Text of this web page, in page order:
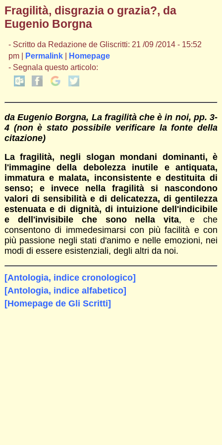
Fragilità, disgrazia o grazia?, da
Eugenio Borgna
- Scritto da Redazione de Gliscritti: 21 /09 /2014 - 15:52
pm |
Permalink|
Homepage
- Segnala questo articolo:
da Eugenio Borgna, La fragilità che è in noi, pp. 3-
4 (non è stato possibile verificare la fonte della
citazione)
La fragilità, negli slogan mondani dominanti, è
l'immagine della debolezza inutile e antiquata,
immatura e malata, inconsistente e destituita di
senso; e invece nella fragilità si nascondono
valori di sensibilità e di delicatezza, di gentilezza
estenuata e di dignità, di intuizione dell'indicibile
e dell'invisibile che sono nella vita, e che
consentono di immedesimarsi con più facilità e con
più passione negli stati d'animo e nelle emozioni, nei
modi di essere esistenziali, degli altri da noi.
[Antologia, indice cronologico]
[Antologia, indice alfabetico]
[Homepage de Gli Scritti]